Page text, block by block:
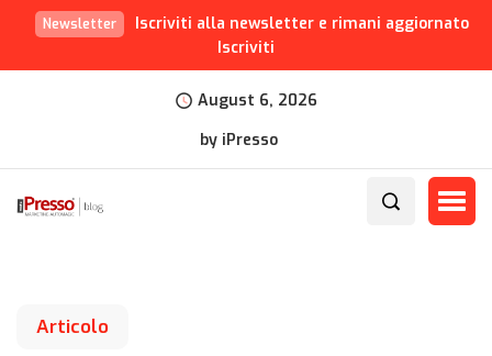
Newsletter
Iscriviti alla newsletter e rimani aggiornato
Iscriviti
August 6, 2026
by iPresso
Articolo